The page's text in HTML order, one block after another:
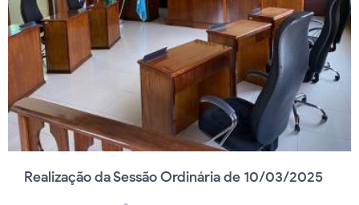
Realização da Sessão Ordinária de 10/03/2025